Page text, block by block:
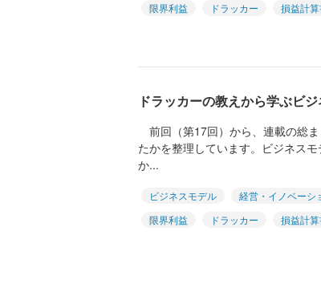
限界利益
ドラッカー 損益計
ドラッカーの教えから学ぶビ
前回（第17回）から、連載の総
たかを整理しています。ビジネス
か...
ビジネスモデル 経営・イノベーシ
限界利益
ドラッカー
損益計